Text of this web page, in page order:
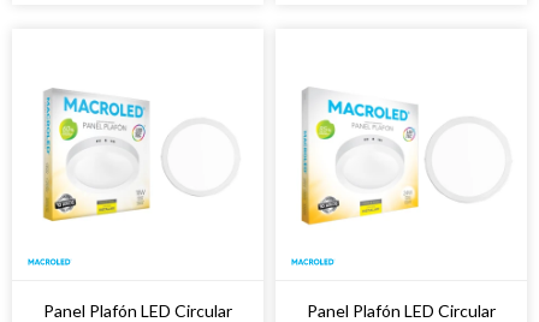
Panel Plafón LED Circular
Panel Plafón LED Circular